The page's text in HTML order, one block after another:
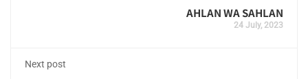
AHLAN WA SAHLAN
24 July, 2023
Next post